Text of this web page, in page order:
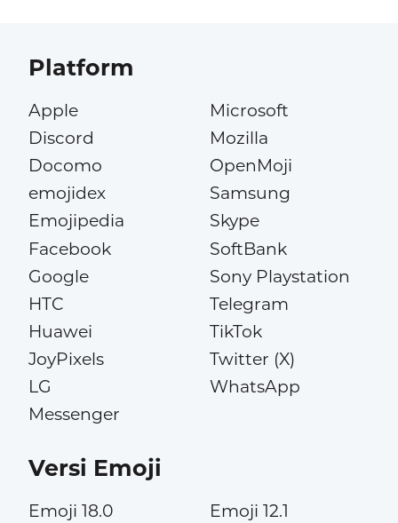
Platform
Apple
Discord
Docomo
emojidex
Emojipedia
Facebook
Google
HTC
Huawei
JoyPixels
LG
Messenger
Microsoft
Mozilla
OpenMoji
Samsung
Skype
SoftBank
Sony Playstation
Telegram
TikTok
Twitter (X)
WhatsApp
Versi Emoji
Emoji 18.0
Emoji 12.1